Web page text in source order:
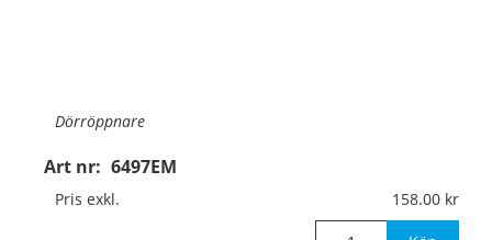
Art nr: 6497EM
Dörröppnare
Material:Guldanodiserad aluminium, 1mm (plan)
Pris exkl. 158.00